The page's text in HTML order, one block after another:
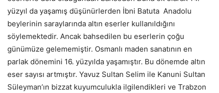
yüzyıl da yaşamış düşünürlerden İbni Batuta Anadolu
beylerinin saraylarında altın eserler kullanıldığını
söylemektedir. Ancak bahsedilen bu eserlerin çoğu
günümüze gelememiştir. Osmanlı maden sanatının en
parlak dönemini 16. yüzyılda yaşamıştır. Bu dönemde altın
eser sayısı artmıştır. Yavuz Sultan Selim ile Kanuni Sultan
Süleyman’ın bizzat kuyumculukla ilgilendikleri ve Trabzon